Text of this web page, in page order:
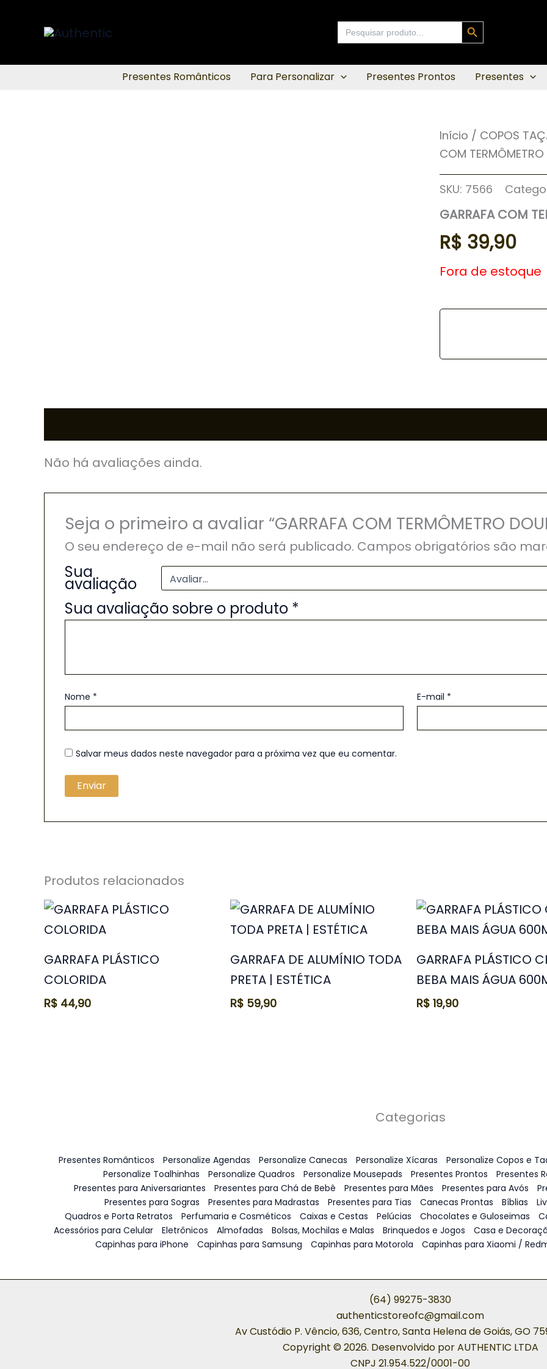
conteúdo
Search
for:
Search Button
Presentes Românticos Para Personalizar Presentes Prontos Presentes
Início / COPOS
COM
SKU: 7566
GARRAFA COM
R$ 39,90
Fora de estoque
Não há avaliações ainda.
Seja o primeiro a avaliar “GARRAFA COM TERMÔMETRO
O seu endereço de e-mail não será publicado. Campos obrigatórios são
Sua
avaliação
Sua avaliação sobre o produto *
Nome * E-mail *
Salvar meus dados neste navegador para a próxima vez que eu comentar.
Produtos relacionados
GARRAFA PLÁSTICO
COLORIDA
R$ 44,90
GARRAFA DE ALUMÍNIO TODA
PRETA | ESTÉTICA
R$ 59,90
GARRAFA PLÁSTICO
BEBA MAIS ÁGUA
R$ 19,90
Categorias
Presentes Românticos Personalize Agendas Personalize Canecas Personalize Xícaras Personalize Copos e
Personalize Toalhinhas
Personalize Quadros Personalize Mousepads Presentes Prontos Presentes
Presentes para Aniversariantes
Presentes para Chá de Bebê Presentes para Mães Presentes para Avós
Presentes para Sogras
Presentes para Madrastas Presentes para Tias Canecas Prontas Bíblias
Quadros e Porta Retratos
Perfumaria e Cosméticos Caixas e Cestas Pelúcias Chocolates e Guloseimas
Acessórios para Celular
Eletrônicos Almofadas Bolsas, Mochilas e Malas Brinquedos e Jogos Casa e
Capinhas para iPhone
Capinhas para Samsung Capinhas para Motorola Capinhas para Xiaomi /
(64) 99275-3830
authenticstoreofc@gmail.com
Av Custódio P. Vêncio, 636, Centro, Santa Helena de Goiás, GO
Copyright © 2026. Desenvolvido por AUTHENTIC LTDA
CNPJ 21.954.522/0001-00